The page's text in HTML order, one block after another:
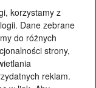
korzystamy z
Dane zebrane
do różnych
strony,
reklam.